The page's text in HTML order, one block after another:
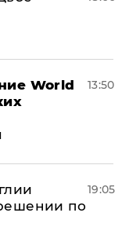
World
13:50
по
19:05